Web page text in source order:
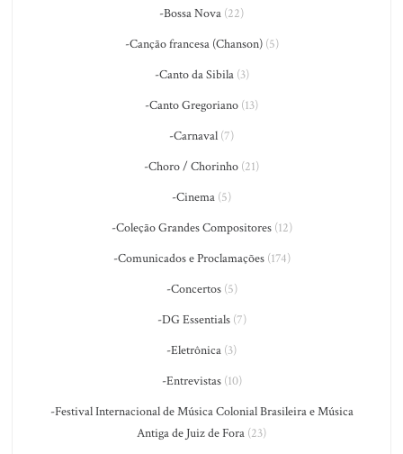
-Bossa Nova (22)
-Canção francesa (Chanson)(5)
-Canto da Sibila(3)
-Canto Gregoriano (13)
-Carnaval (7)
-Choro / Chorinho (21)
-Cinema (5)
-Coleção Grandes Compositores(12)
-Comunicados e Proclamações(174)
-Concertos(5)
-DG Essentials(7)
-Eletrônica (3)
-Entrevistas(10)
-Festival Internacional de Música Colonial Brasileira e Música
Antiga de Juiz de Fora (23)